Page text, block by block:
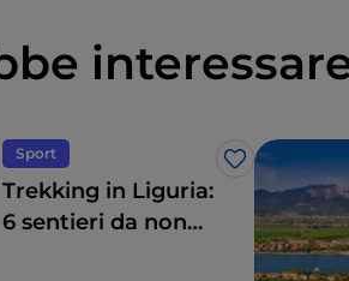
Sport
Like
Trekking in Liguria:
6 sentieri da non